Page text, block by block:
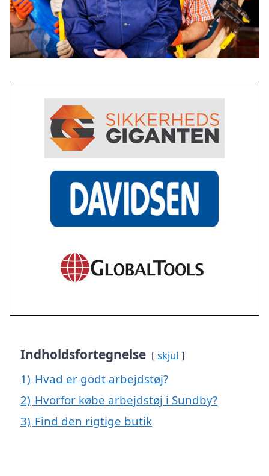
Indholdsfortegnelse skjul
1) Hvad er godt arbejdstøj?
2) Hvorfor købe arbejdstøj i Sundby?
3) Find den rigtige butik